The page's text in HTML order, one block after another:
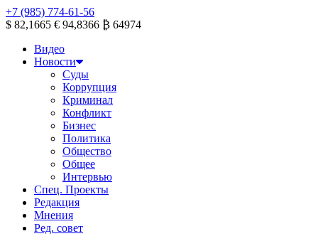
+7 (985) 774-61-56
$ 82,1665 € 94,8366 ₿ 64974
Видео
Новости
Суды
Коррупция
Криминал
Конфликт
Бизнес
Политика
Общество
Общее
Интервью
Спец. Проекты
Редакция
Мнения
Ред. совет